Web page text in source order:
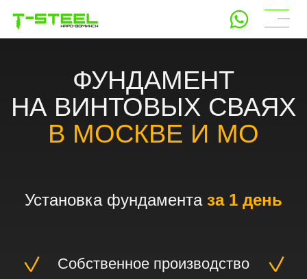
8-910-912-88-66
НА ВИНТОВЫХ СВАЯХ
В
МОСКВЕ И МО
Установка фундаментаза 1 день